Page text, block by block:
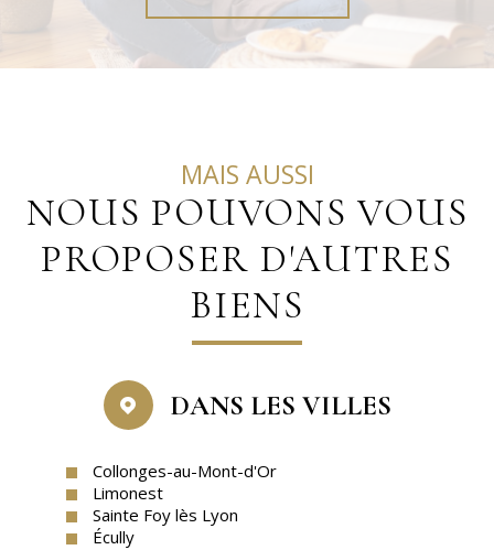
MAIS AUSSI
NOUS POUVONS VOUS
PROPOSER D'AUTRES
BIENS
DANS LES VILLES
Collonges-au-Mont-d'Or
Limonest
Sainte Foy lès Lyon
Écully